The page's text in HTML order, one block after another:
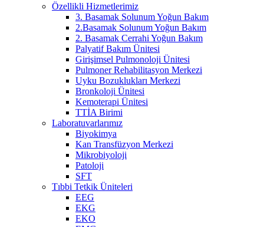
Özellikli Hizmetlerimiz
3. Basamak Solunum Yoğun Bakım
2.Basamak Solunum Yoğun Bakım
2. Basamak Cerrahi Yoğun Bakım
Palyatif Bakım Ünitesi
Girişimsel Pulmonoloji Ünitesi
Pulmoner Rehabilitasyon Merkezi
Uyku Bozuklukları Merkezi
Bronkoloji Ünitesi
Kemoterapi Ünitesi
TTİA Birimi
Laboratuvarlarımız
Biyokimya
Kan Transfüzyon Merkezi
Mikrobiyoloji
Patoloji
SFT
Tıbbi Tetkik Üniteleri
EEG
EKG
EKO